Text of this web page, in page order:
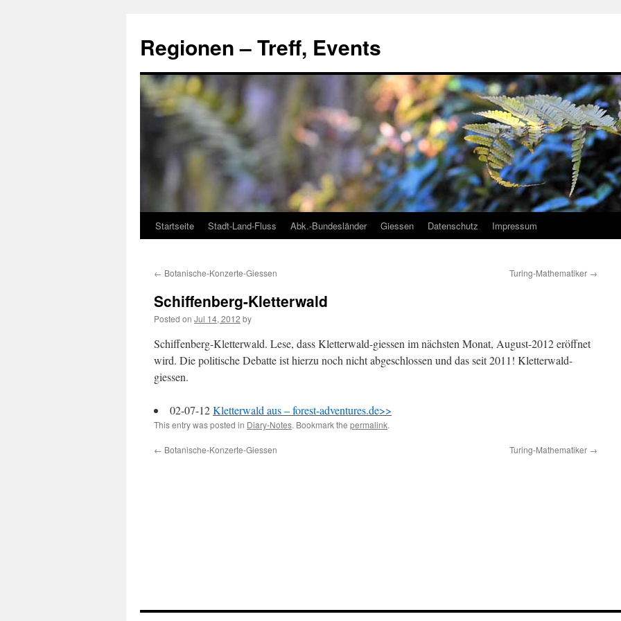
content
Regionen – Treff, Events
Startseite Stadt-Land-Fluss Abk.-Bundesländer Giessen Datenschutz Impressum
← Botanische-Konzerte-Giessen Turing-Mathematiker →
Schiffenberg-Kletterwald
Posted on Jul 14, 2012 by
Schiffenberg-Kletterwald. Lese, dass Kletterwald-giessen im nächsten Monat, August-2012 eröffnet
wird. Die politische Debatte ist hierzu noch nicht abgeschlossen und das seit 2011! Kletterwald-
giessen.
02-07-12Kletterwald aus – forest-adventures.de>>
This entry was posted in Diary-Notes. Bookmark the permalink.
← Botanische-Konzerte-Giessen Turing-Mathematiker →